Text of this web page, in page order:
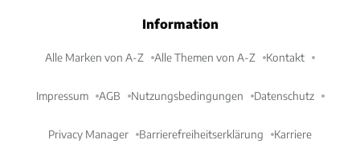
Information
Alle Marken von A-Z Alle Themen von A-Z Kontakt
Impressum AGB Nutzungsbedingungen Datenschutz
Privacy Manager Barrierefreiheitserklärung Karriere